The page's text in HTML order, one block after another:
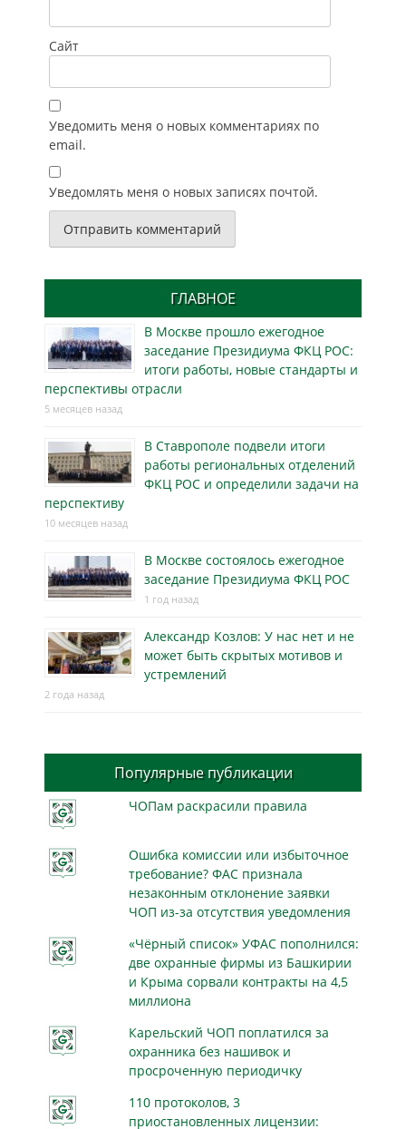
Сайт
Уведомить меня о новых комментариях по
email.
Уведомлять меня о новых записях почтой.
ГЛАВНОЕ
В Москве прошло ежегодное
заседание Президиума ФКЦ РОС:
итоги работы, новые стандарты и
перспективы отрасли
5 месяцев назад
В Ставрополе подвели итоги
работы региональных отделений
ФКЦ РОС и определили задачи на
перспективу
10 месяцев назад
В Москве состоялось ежегодное
заседание Президиума ФКЦ РОС
1 год назад
Александр Козлов: У нас нет и не
может быть скрытых мотивов и
устремлений
2 года назад
Популярные публикации
ЧОПам раскрасили правила
Ошибка комиссии или избыточное
требование? ФАС признала
незаконным отклонение заявки
ЧОП из-за отсутствия уведомления
«Чёрный список» УФАС пополнился:
две охранные фирмы из Башкирии
и Крыма сорвали контракты на 4,5
миллиона
Карельский ЧОП поплатился за
охранника без нашивок и
просроченную периодичку
110 протоколов, 3
приостановленных лицензии: